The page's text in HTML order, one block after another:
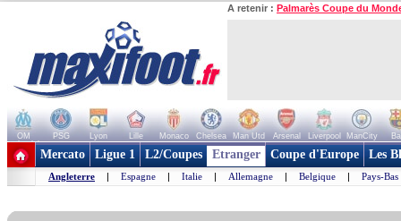
A retenir : Palmarès Coupe du
OM PSG Lyon Lille Monaco Chelsea Man Utd Arsenal Liverpool ManCity
+ de clubs
Mercato Ligue 1 L2/Coupes Etranger Coupe d'Europe Les
Angleterre | Espagne | Italie | Allemagne | Belgique | Pays-Bas